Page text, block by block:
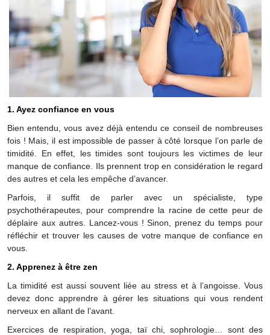
1. Ayez confiance en vous
Bien entendu, vous avez déjà entendu ce conseil de nombreuses
fois ! Mais, il est impossible de passer à côté lorsque l’on parle de
timidité. En effet, les timides sont toujours les victimes de leur
manque de confiance. Ils prennent trop en considération le regard
des autres et cela les empêche d’avancer.
Parfois, il suffit de parler avec un spécialiste, type
psychothérapeutes, pour comprendre la racine de cette peur de
déplaire aux autres. Lancez-vous ! Sinon, prenez du temps pour
réfléchir et trouver les causes de votre manque de confiance en
vous.
2. Apprenez à être zen
La timidité est aussi souvent liée au stress et à l’angoisse. Vous
devez donc apprendre à gérer les situations qui vous rendent
nerveux en allant de l’avant.
Exercices de respiration, yoga, taï chi, sophrologie… sont des